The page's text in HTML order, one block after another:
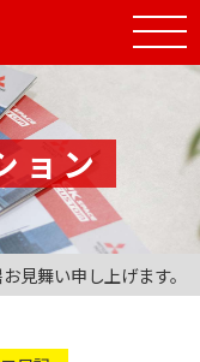
ョン
見舞い申し上げます。